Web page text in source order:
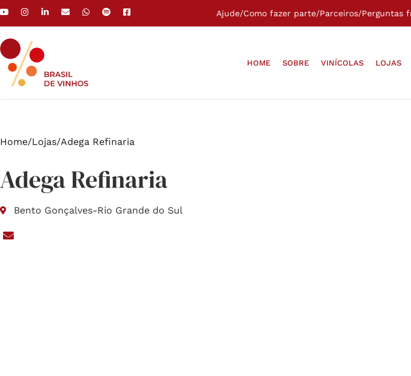
Ajude/Como fazer parte/Parceiros/Perguntas
HOME SOBRE VINÍCOLAS LOJAS
Home/Lojas/Adega Refinaria
Adega Refinaria
Bento Gonçalves-Rio Grande do Sul